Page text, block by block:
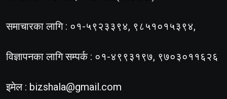
समाचारका लागि : ०१-५९२३३९४, ९८५१०१५३९४,
विज्ञापनका लागि सम्पर्क : ०१-४९९३१९७, ९७०३०११६२६
इमेल : bizshala@gmail.com